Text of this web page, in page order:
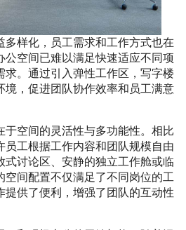
多样化，员工需求和工作方式也在
公空间已难以满足快速适应不同项
求。通过引入弹性工作区，写字楼
境，促进团队协作效率和员工满意
于空间的灵活性与多功能性。相比
员工根据工作内容和团队规模自由
式讨论区、安静的独立工作舱或临
空间配置不仅满足了不同岗位的工
提供了便利，增强了团队的互动性